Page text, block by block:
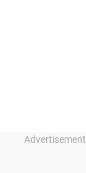
Advertisement